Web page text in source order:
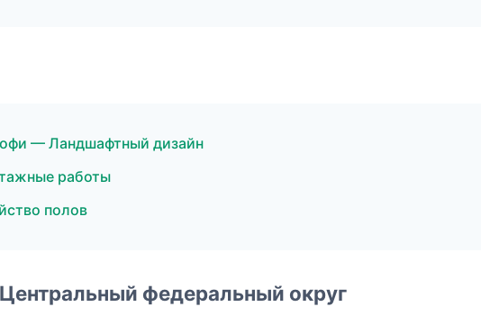
— Ландшафтный дизайн
работы
полов
федеральный округ